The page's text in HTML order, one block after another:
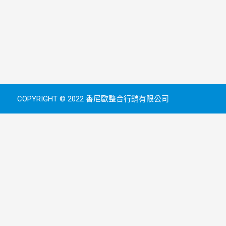
COPYRIGHT © 2022 香尼歐整合行銷有限公司